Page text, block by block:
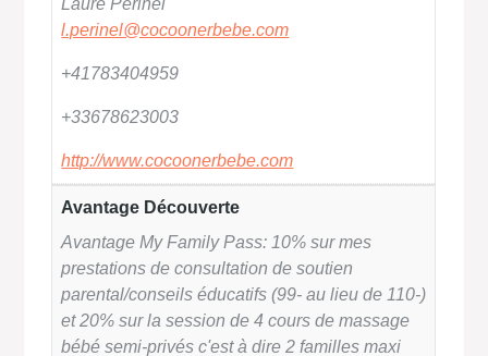
Laure Périnel
l.perinel@cocoonerbebe.com
+41783404959
+33678623003
http://www.cocoonerbebe.com
Avantage Découverte
Avantage My Family Pass: 10% sur mes
prestations de consultation de soutien
parental/conseils éducatifs (99- au lieu de 110-)
et 20% sur la session de 4 cours de massage
bébé semi-privés c'est à dire 2 familles maxi